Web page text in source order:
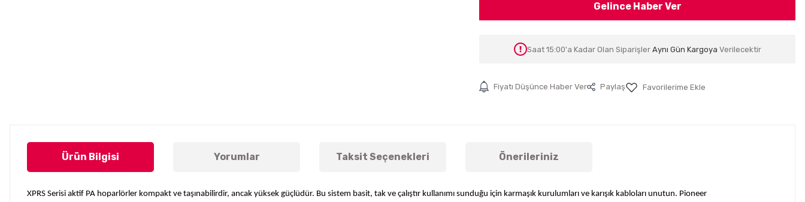
Gelince Haber Ver
Saat 15:00'a Kadar Olan Siparişler Aynı Gün Kargoya Verilecektir
Fiyatı Düşünce Haber Ver Paylaş
Ürün Bilgisi Yorumlar Taksit Seçenekleri Önerileriniz
XPRS Serisi aktif PA hoparlörler kompakt ve taşınabilirdir, ancak yüksek güçlüdür. Bu sistem basit, tak ve çalıştır kullanımı sunduğu için karmaşık kurulumları ve karışık kabloları unutun. Pioneer